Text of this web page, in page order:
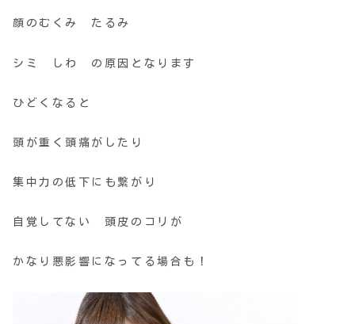
顔のむくみ たるみ
シミ しわ の原因となります
ひどくなると
頭が重く頭痛がしたり
集中力の低下にも繋がり
自覚してない 頭皮のコリが
かなり悪影響になってる場合も！